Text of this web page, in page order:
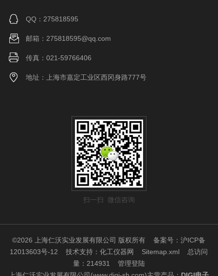
QQ：275818595
邮箱：275818595@qq.com
传真：021-59766406
地址：上海市嘉定工业区西冈身路777号
扫一扫 微信咨询
©2026 上海仁沃实业发展有限公司 版权所有备案号：沪ICP备
12013603号-12 技术支持：化工仪器网 Sitemap.xml 总访问
量：214931 管理登陆